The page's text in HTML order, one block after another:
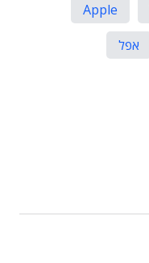
Apple
אפל